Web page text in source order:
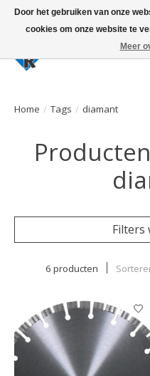
Large selection of products and
Home / Tags / diamant
Filters
6 producten
Door het gebruiken van onze
cookies om onze website te
Meer